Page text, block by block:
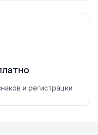
и регистрации